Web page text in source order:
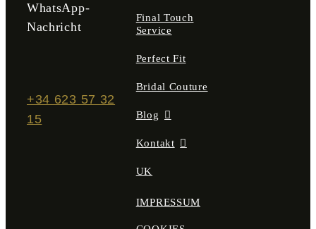
WhatsApp-
Nachricht
+34 623 57 32
15
Final Touch
Service
Perfect Fit
Bridal Couture
Blog
Kontakt
UK
IMPRESSUM